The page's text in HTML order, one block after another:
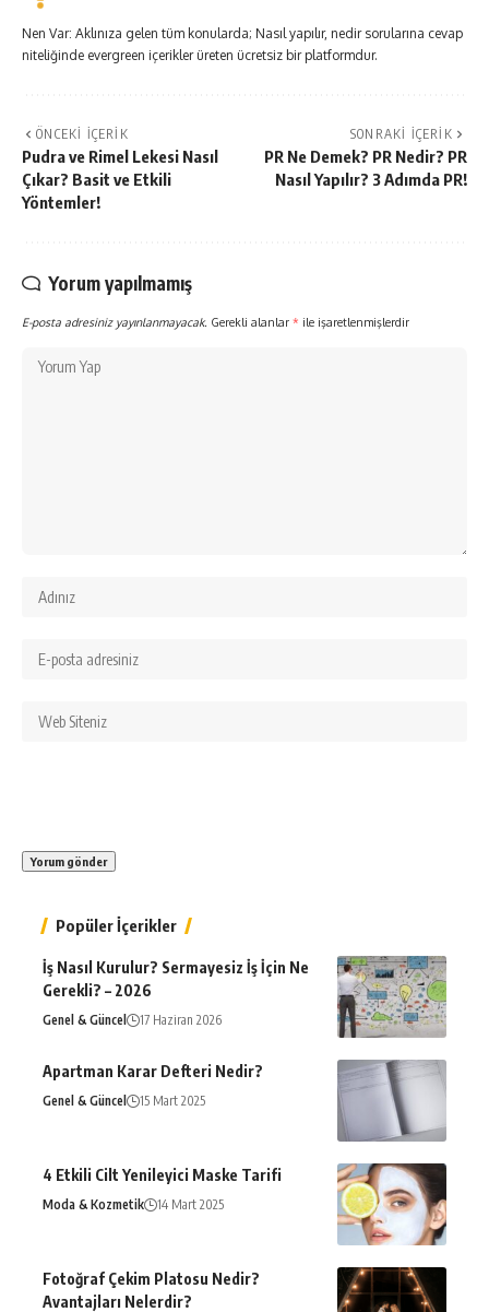
Nen Var: Aklınıza gelen tüm konularda; Nasıl yapılır, nedir sorularına cevap
niteliğinde evergreen içerikler üreten ücretsiz bir platformdur.
ÖNCEKI İÇERIK
Pudra ve Rimel Lekesi Nasıl
Çıkar? Basit ve Etkili
Yöntemler!
SONRAKI İÇERIK
PR Ne Demek? PR Nedir? PR
Nasıl Yapılır? 3 Adımda PR!
Yorum yapılmamış
E-posta adresiniz yayınlanmayacak. Gerekli alanlar * ile işaretlenmişlerdir
Popüler İçerikler
İş Nasıl Kurulur? Sermayesiz İş İçin Ne
Gerekli? – 2026
Genel & Güncel 17 Haziran 2026
Apartman Karar Defteri Nedir?
Genel & Güncel 15 Mart 2025
4 Etkili Cilt Yenileyici Maske Tarifi
Moda & Kozmetik 14 Mart 2025
Fotoğraf Çekim Platosu Nedir?
Avantajları Nelerdir?